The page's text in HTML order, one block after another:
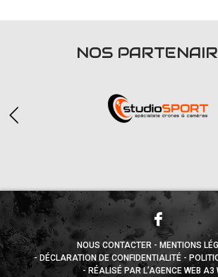
Appuyez sur le bouton partager en bas de votre
NOS
NOUS CONTACTER
MENTIONS
DÉCLARATION DE CONFIDENTIALITÉ
RÉALISÉ PAR L’AGENCE WEB A3